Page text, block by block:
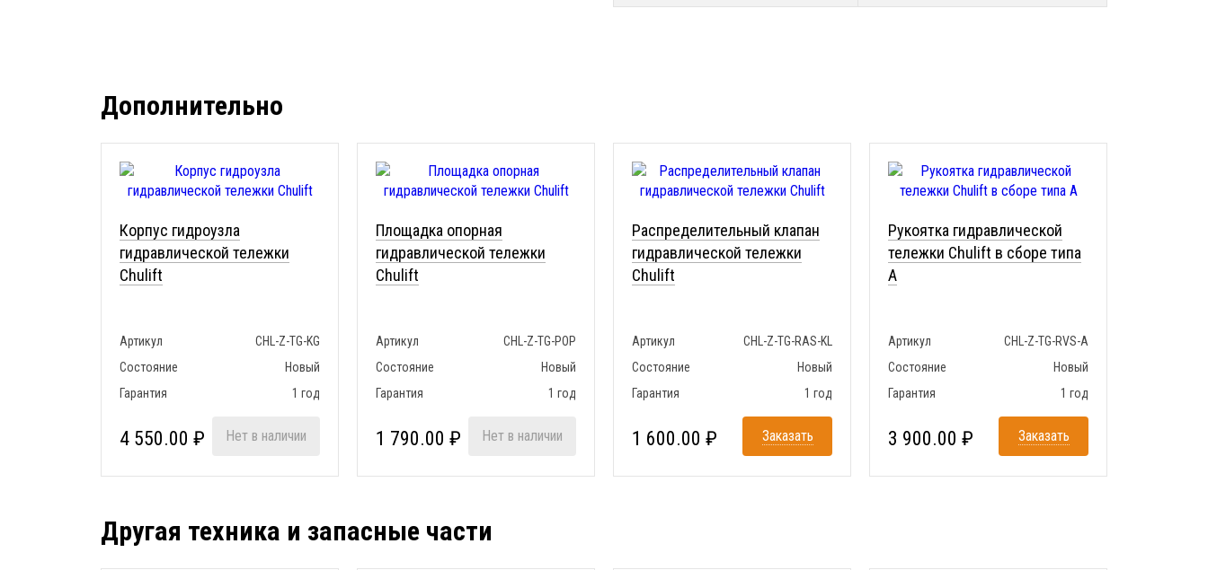
Дополнительно
Корпус гидроузла
гидравлической тележки
Chulift
Артикул
CHL-Z-TG-KG
Состояние
Новый
Гарантия
1 год
4 550.00 ₽ Нет в наличии
Площадка опорная
гидравлической тележки
Chulift
Артикул
CHL-Z-TG-POP
Состояние
Новый
Гарантия
1 год
1 790.00 ₽ Нет в наличии
Распределительный клапан
гидравлической тележки
Chulift
Артикул
CHL-Z-TG-RAS-KL
Состояние
Новый
Гарантия
1 год
1 600.00 ₽ Заказать
Рукоятка гидравлической
тележки Chulift в сборе типа
A
Артикул
CHL-Z-TG-RVS-A
Состояние
Новый
Гарантия
1 год
3 900.00 ₽ Заказать
Другая техника и запасные части